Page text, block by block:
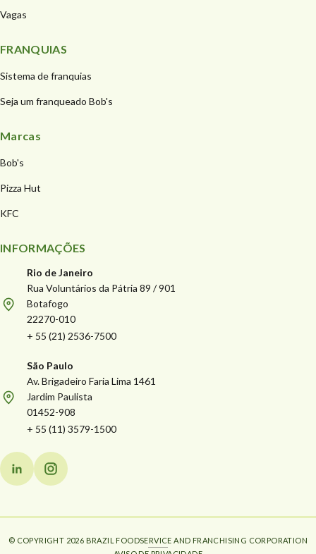
Vagas
FRANQUIAS
Sistema de franquias
Seja um franqueado Bob's
Marcas
Bob's
Pizza Hut
KFC
INFORMAÇÕES
Rio de Janeiro
Rua Voluntários da Pátria 89 / 901
Botafogo
22270-010
+ 55 (21) 2536-7500
São Paulo
Av. Brigadeiro Faria Lima 1461
Jardim Paulista
01452-908
+ 55 (11) 3579-1500
© COPYRIGHT 2026 BRAZIL FOODSERVICE AND FRANCHISING CORPORATION